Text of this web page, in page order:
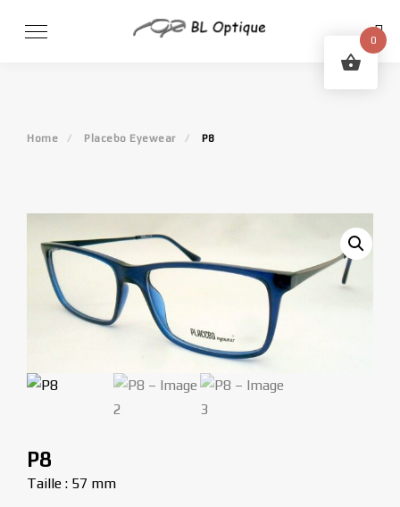
Home Placebo Eyewear P8
P8
Taille : 57 mm
0